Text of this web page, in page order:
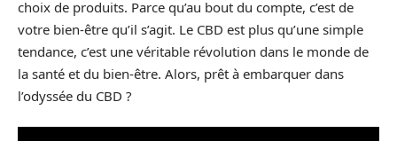
choix de produits. Parce qu’au bout du compte, c’est de
votre bien-être qu’il s’agit. Le CBD est plus qu’une simple
tendance, c’est une véritable révolution dans le monde de
la santé et du bien-être. Alors, prêt à embarquer dans
l’odyssée du CBD ?